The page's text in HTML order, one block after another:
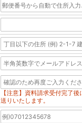
【注意】資料請求受付完了
送りいたします。